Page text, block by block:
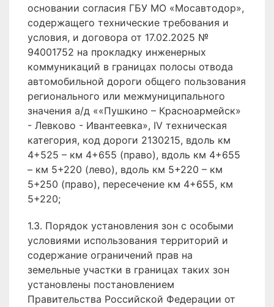
основании согласия ГБУ МО «Мосавтодор»,
содержащего технические требования и
условия, и договора от 17.02.2025 №
94001752 на прокладку инженерных
коммуникаций в границах полосы отвода
автомобильной дороги общего пользования
регионального или межмуниципального
значения а/д ««Пушкино – Красноармейск»
- Левково - Ивантеевка», IV техническая
категория, код дороги 2130215, вдоль км
4+525 – км 4+655 (право), вдоль км 4+655
– км 5+220 (лево), вдоль км 5+220 – км
5+250 (право), пересечение км 4+655, км
5+220;
1.3. Порядок установления зон с особыми
условиями использования территорий и
содержание ограничений прав на
земельные участки в границах таких зон
установлены постановлением
Правительства Российской Федерации от